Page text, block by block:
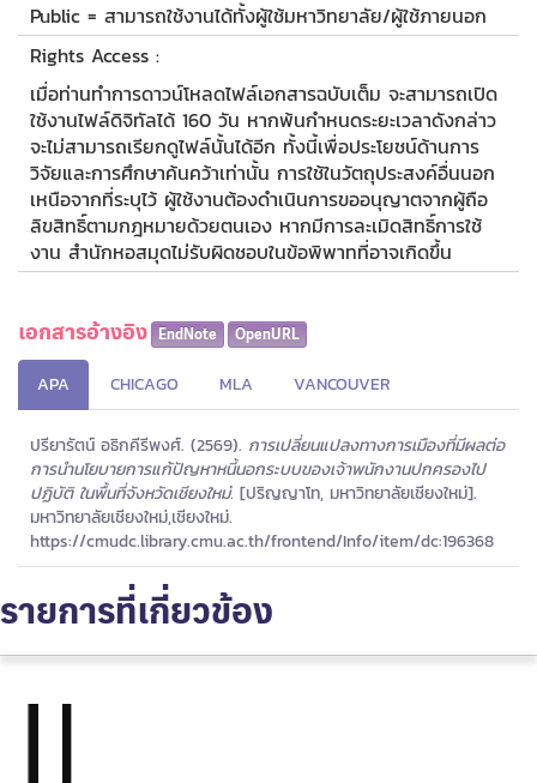
Public = สามารถใช้งานได้ทั้งผู้ใช้มหาวิทยาลัย/ผู้ใช้ภายนอก
Rights Access :
เมื่อท่านทำการดาวน์โหลดไฟล์เอกสารฉบับเต็ม จะสามารถเปิด
ใช้งานไฟล์ดิจิทัลได้ 160 วัน หากพ้นกำหนดระยะเวลาดังกล่าว
จะไม่สามารถเรียกดูไฟล์นั้นได้อีก ทั้งนี้เพื่อประโยชน์ด้านการ
วิจัยและการศึกษาค้นคว้าเท่านั้น การใช้ในวัตถุประสงค์อื่นนอก
เหนือจากที่ระบุไว้ ผู้ใช้งานต้องดำเนินการขออนุญาตจากผู้ถือ
ลิขสิทธิ์ตามกฎหมายด้วยตนเอง หากมีการละเมิดสิทธิ์การใช้
งาน สำนักหอสมุดไม่รับผิดชอบในข้อพิพาทที่อาจเกิดขึ้น
เอกสารอ้างอิง EndNote OpenURL
APA CHICAGO MLA VANCOUVER
ปรียารัตน์ อธิกคีรีพงศ์. (2569). การเปลี่ยนแปลงทางการเมืองที่มีผลต่อ
การนำนโยบายการแก้ปัญหาหนี้นอกระบบของเจ้าพนักงานปกครองไป
ปฏิบัติ ในพื้นที่จังหวัดเชียงใหม่. [ปริญญาโท, มหาวิทยาลัยเชียงใหม่].
มหาวิทยาลัยเชียงใหม่,เชียงใหม่.
https://cmudc.library.cmu.ac.th/frontend/Info/item/dc:196368
รายการที่เกี่ยวข้อง